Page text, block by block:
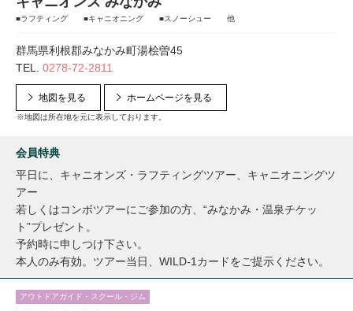
■ラフティング ■キャニオニング ■スノーシュー 他
群馬県利根郡みなかみ町湯桧曽45
TEL. 0278-72-2811
地図を見る
※地図は所在地を元に表示しております。
ホームページを見る
会員特典
平日に、キャニオンズ・ラフティングツアー、キャニオニングツ
アー
若しくはコンボツアーにご参加の方、“みなかみ・温泉チケッ
ト”プレゼント。
予約時に申しつけ下さい。
本人のみ有効。ツアー当日、WILD-1カードをご提示ください。
アウトドアガイド・スクール・ジム